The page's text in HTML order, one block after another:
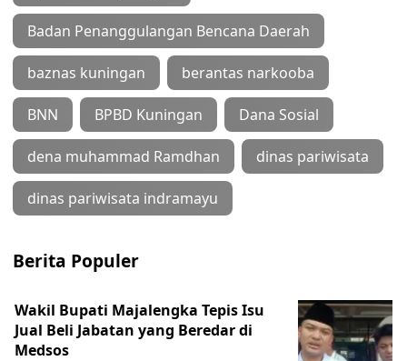
Badan Penanggulangan Bencana Daerah
baznas kuningan berantas narkooba
BNN BPBD Kuningan Dana Sosial
dena muhammad Ramdhan dinas pariwisata
dinas pariwisata indramayu
Berita Populer
Wakil Bupati Majalengka Tepis Isu
Jual Beli Jabatan yang Beredar di
Medsos